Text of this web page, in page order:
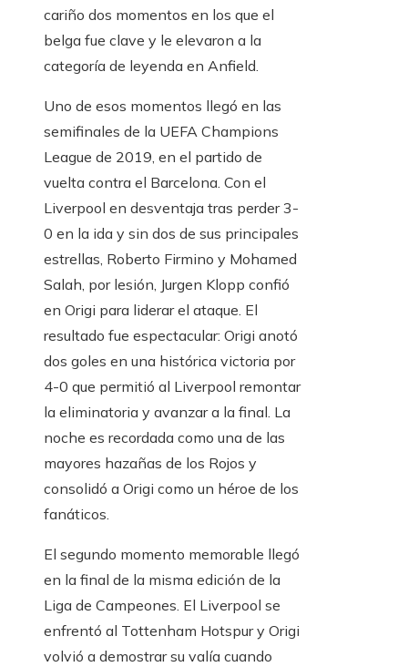
cariño dos momentos en los que el
belga fue clave y le elevaron a la
categoría de leyenda en Anfield.
Uno de esos momentos llegó en las
semifinales de la UEFA Champions
League de 2019, en el partido de
vuelta contra el Barcelona. Con el
Liverpool en desventaja tras perder 3-
0 en la ida y sin dos de sus principales
estrellas, Roberto Firmino y Mohamed
Salah, por lesión, Jurgen Klopp confió
en Origi para liderar el ataque. El
resultado fue espectacular: Origi anotó
dos goles en una histórica victoria por
4-0 que permitió al Liverpool remontar
la eliminatoria y avanzar a la final. La
noche es recordada como una de las
mayores hazañas de los Rojos y
consolidó a Origi como un héroe de los
fanáticos.
El segundo momento memorable llegó
en la final de la misma edición de la
Liga de Campeones. El Liverpool se
enfrentó al Tottenham Hotspur y Origi
volvió a demostrar su valía cuando